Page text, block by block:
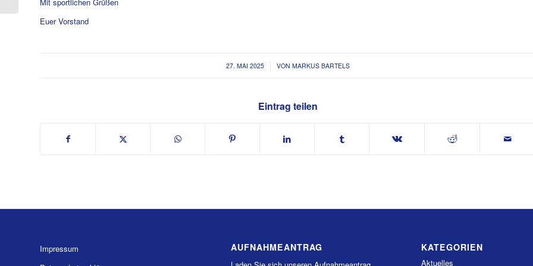
Euer Vorstand
27. MAI 2025
/ VON MARKUS BARTELS
Eintrag teilen
Impressum
AUFNAHMEANTRAG KATEGORIEN
Aktuelles